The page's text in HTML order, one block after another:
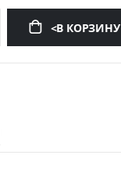
<В КОРЗИНУ